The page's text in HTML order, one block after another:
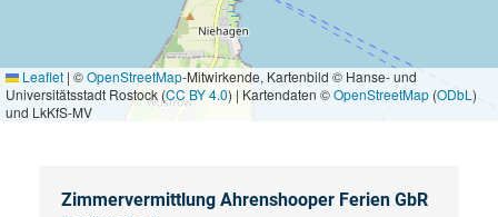
Leaflet | ©OpenStreetMap-Mitwirkende, Kartenbild © Hanse- und
Universitätsstadt Rostock (CC BY 4.0) | Kartendaten ©OpenStreetMap (ODbL )
und LkKfS-MV
Zimmervermittlung Ahrenshooper Ferien GbR